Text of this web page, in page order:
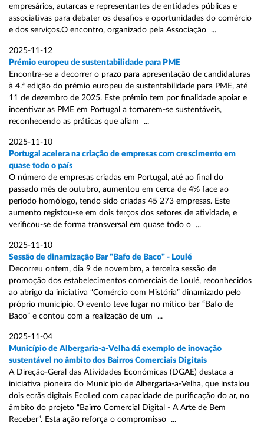
empresários, autarcas e representantes de entidades públicas e
associativas para debater os desafios e oportunidades do comércio
e dos serviços.O encontro, organizado pela Associação ...
2025-11-12
Prémio europeu de sustentabilidade para PME
Encontra-se a decorrer o prazo para apresentação de candidaturas
à 4.ª edição do prémio europeu de sustentabilidade para PME, até
11 de dezembro de 2025. Este prémio tem por finalidade apoiar e
incentivar as PME em Portugal a tornarem-se sustentáveis,
reconhecendo as práticas que aliam ...
2025-11-10
Portugal acelera na criação de empresas com crescimento em
quase todo o país
O número de empresas criadas em Portugal, até ao final do
passado mês de outubro, aumentou em cerca de 4% face ao
período homólogo, tendo sido criadas 45 273 empresas. Este
aumento registou-se em dois terços dos setores de atividade, e
verificou-se de forma transversal em quase todo o ...
2025-11-10
Sessão de dinamização Bar "Bafo de Baco" - Loulé
Decorreu ontem, dia 9 de novembro, a terceira sessão de
promoção dos estabelecimentos comerciais de Loulé, reconhecidos
ao abrigo da iniciativa “Comércio com História” dinamizado pelo
próprio município. O evento teve lugar no mítico bar “Bafo de
Baco” e contou com a realização de um ...
2025-11-04
Município de Albergaria-a-Velha dá exemplo de inovação
sustentável no âmbito dos Bairros Comerciais Digitais
A Direção-Geral das Atividades Económicas (DGAE) destaca a
iniciativa pioneira do Município de Albergaria-a-Velha, que instalou
dois ecrãs digitais EcoLed com capacidade de purificação do ar, no
âmbito do projeto “Bairro Comercial Digital - A Arte de Bem
Receber”. Esta ação reforça o compromisso ...